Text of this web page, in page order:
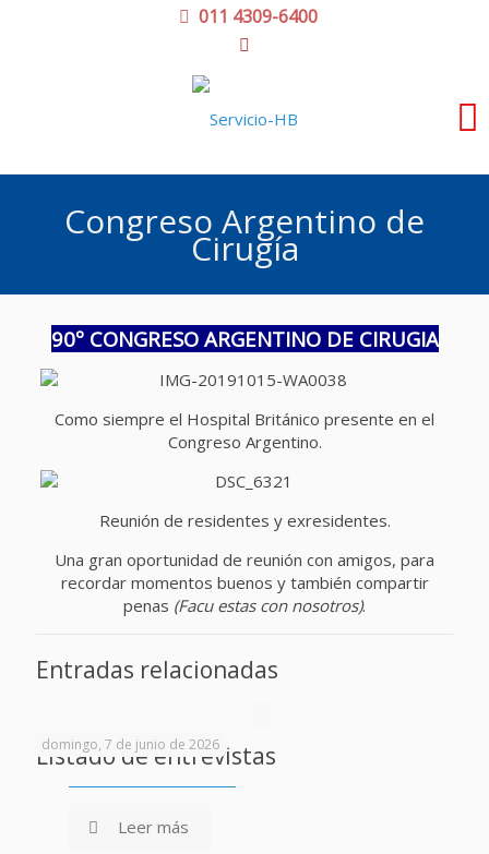
011 4309-6400
Congreso Argentino de
Cirugía
90º CONGRESO ARGENTINO DE CIRUGIA
Como siempre el Hospital Británico presente en el
Congreso Argentino.
Reunión de residentes y exresidentes.
Una gran oportunidad de reunión con amigos, para
recordar momentos buenos y también compartir
penas (Facu estas con nosotros).
Entradas relacionadas
domingo, 7 de junio de 2026
Listado de entrevistas
Leer más